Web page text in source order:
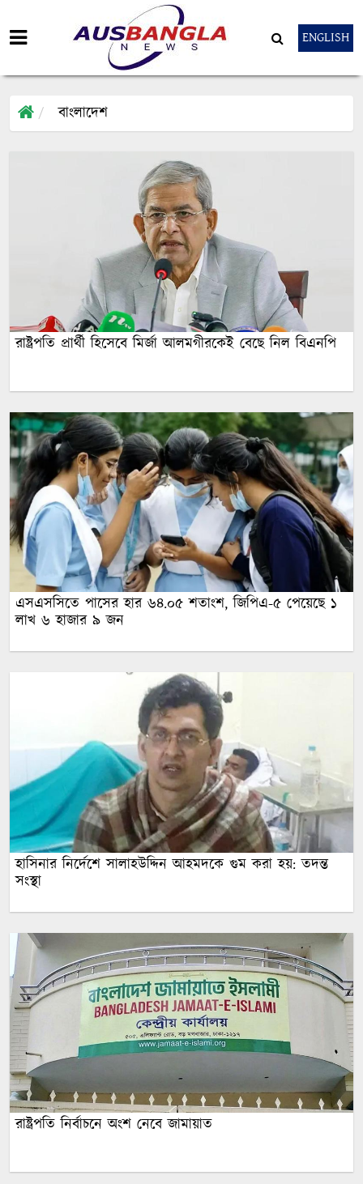
ENGLISH
বাংলাদেশ
রাষ্ট্রপতি প্রার্থী হিসেবে মির্জা আলমগীরকেই বেছে নিল বিএনপি
এসএসসিতে পাসের হার ৬৪.০৫ শতাংশ, জিপিএ-৫ পেয়েছে ১
লাখ ৬ হাজার ৯ জন
হাসিনার নির্দেশে সালাহউদ্দিন আহমদকে গুম করা হয়: তদন্ত
সংস্থা
রাষ্ট্রপতি নির্বাচনে অংশ নেবে জামায়াত